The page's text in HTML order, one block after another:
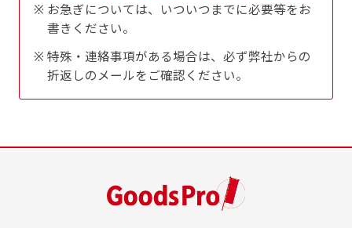
お急ぎについては、いついつまでに必要等をお
書きください。
特殊・連絡事項がある場合は、必ず弊社からの
折返しのメールをご確認ください。